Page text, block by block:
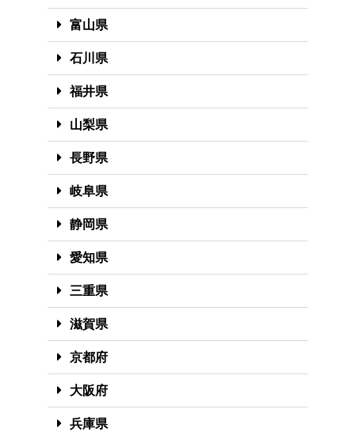
富山県
石川県
福井県
山梨県
長野県
岐阜県
静岡県
愛知県
三重県
滋賀県
京都府
大阪府
兵庫県